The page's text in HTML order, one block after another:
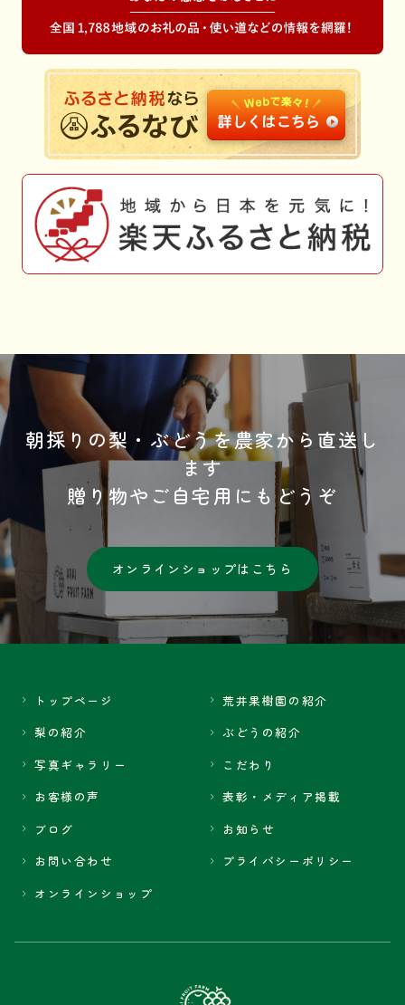
朝採りの梨・ぶどうを農家から直送し
ます
贈り物やご自宅用にもどうぞ
オンラインショップはこちら
トップページ
荒井果樹園の紹介
梨の紹介
ぶどうの紹介
写真ギャラリー
こだわり
お客様の声
表彰・メディア掲載
ブログ
お知らせ
お問い合わせ
プライバシーポリシー
オンラインショップ